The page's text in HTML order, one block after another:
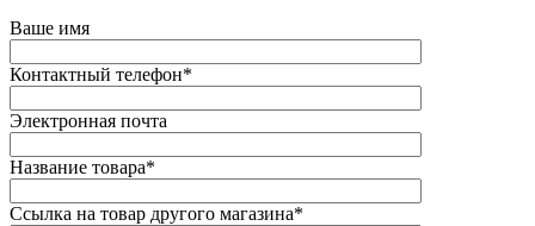
Ваше имя
Контактный телефон*
Электронная почта
Название товара*
Ссылка на товар другого магазина*